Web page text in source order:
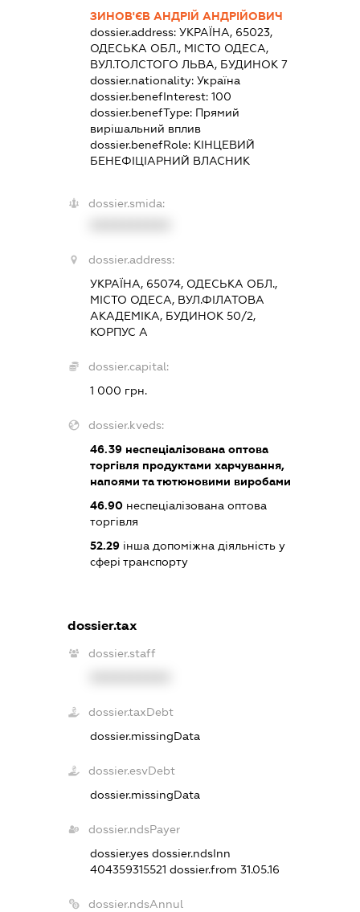
ЗИНОВ'ЄВ АНДРІЙ АНДРІЙОВИЧ
dossier.address: УКРАЇНА, 65023,
ОДЕСЬКА ОБЛ., МІСТО ОДЕСА,
ВУЛ.ТОЛСТОГО ЛЬВА, БУДИНОК 7
dossier.nationality: Україна
dossier.benefInterest: 100
dossier.benefType: Прямий
вирішальний вплив
dossier.benefRole: КІНЦЕВИЙ
БЕНЕФІЦІАРНИЙ ВЛАСНИК
dossier.smida:
dossier.address:
УКРАЇНА, 65074, ОДЕСЬКА ОБЛ.,
МІСТО ОДЕСА, ВУЛ.ФІЛАТОВА
АКАДЕМІКА, БУДИНОК 50/2,
КОРПУС А
dossier.capital:
1 000 грн.
dossier.kveds:
46.39неспеціалізована оптова
торгівля продуктами харчування,
напоями та тютюновими виробами
46.90неспеціалізована оптова
торгівля
52.29інша допоміжна діяльність у
сфері транспорту
dossier.tax
dossier.staff
dossier.taxDebt
dossier.missingData
dossier.esvDebt
dossier.missingData
dossier.ndsPayer
dossier.yes dossier.ndsInn
404359315521 dossier.from 31.05.16
dossier.ndsAnnul